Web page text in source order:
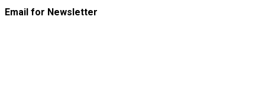
Email for Newsletter